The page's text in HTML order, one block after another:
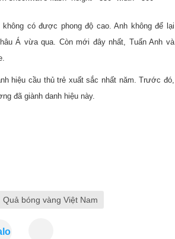
có được phong độ cao. Anh không để lại
Á vừa qua. Còn mới đây nhất, Tuấn Anh và
hiệu cầu thủ trẻ xuất sắc nhất năm. Trước đó,
đã giành danh hiệu này.
Quả bóng vàng Việt Nam